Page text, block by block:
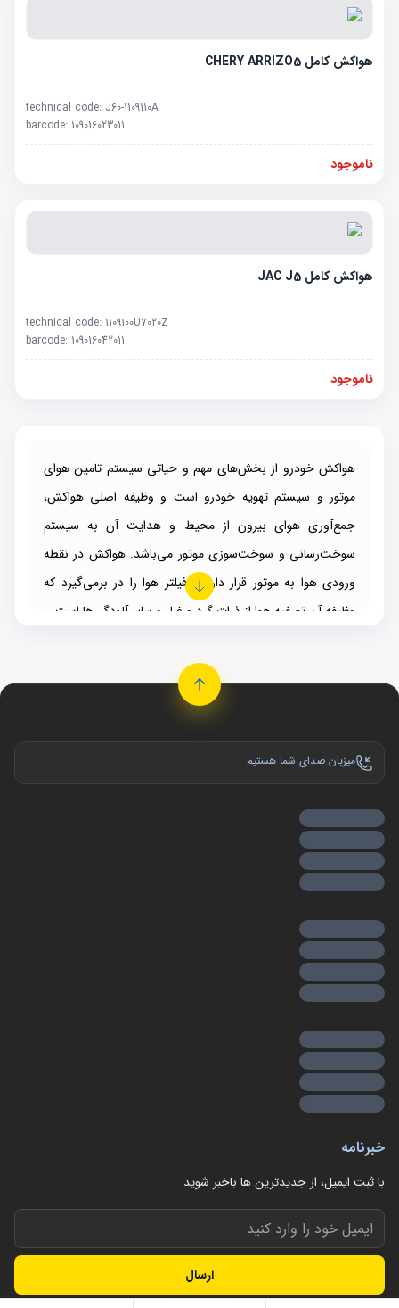
هواکش کامل CHERY ARRIZO5
technical code: J60-1109110A
barcode: 109016023011
ناموجود
هواکش کامل JAC J5
technical code: 1109100U7020Z
barcode: 109016042011
ناموجود
هواکش خودرو از بخش‌های مهم و حیاتی سیستم تامین هوای
موتور و سیستم تهویه خودرو است و وظیفه اصلی هواکش،
جمع‌آوری هوای بیرون از محیط و هدایت آن به سیستم
سوخت‌رسانی و سوخت‌سوزی موتور می‌باشد. هواکش در نقطه
ورودی هوا به موتور قرار دارد و فیلتر هوا را در برمی‌گیرد که
وظیفه آن تصفیه هوا از ذرات گرد و غبار و سایر آلودگی‌ها است.
موتور است. این هوا برای احتراق سوخت و انجام عملکرد موتور
ضروری می‌باشد. با جذب هوای خنک، این سیستم به کنترل
جلوگیری می‌نماید.
پس از احتراق سوخت در موتور، گازهای احتراق تولید می‌شوند.
هواکشموتور خودرو
از ایجاد فشار منفی در داخل سیلندرها جلوگیری می‌کند.
وظایف اصلی هواکش خودرو
1 . جمع‌آوری هوای تازه
هواکش خودرو هوای بیرون را از محیط جمع‌آوری می‌کند. این
هوا با انتقال از طریق فیلتر هوا تصفیه می‌شود تا از ذرات گرد و
غبار، حشرات و سایر آلودگی‌ها پاک شود.
2 . تامین هوای لازم برای سوخت‌سوزی
هواکش خودرو مقدار کافی از هوا را به موتور ارسال می‌کند تا در
فرآیند سوخت‌سوزی استفاده شود.
هواکش در
عملکرد بهینه موتور می‌شود. هوای تمیز و سرد، که از طریق
آن می‌شود.
4 . کنترل دمای هوا
هواکش خودرو معمولاً دارای یک سیستم خنک‌کننده است و
هوایی را که از محیط جمع‌آوری می‌شود، سرد می‌کند. این کار
میزبان صدای شما هستیم
خبرنامه
با ثبت ایمیل، از جدید‌ترین ها با‌خبر شوید
ارسال